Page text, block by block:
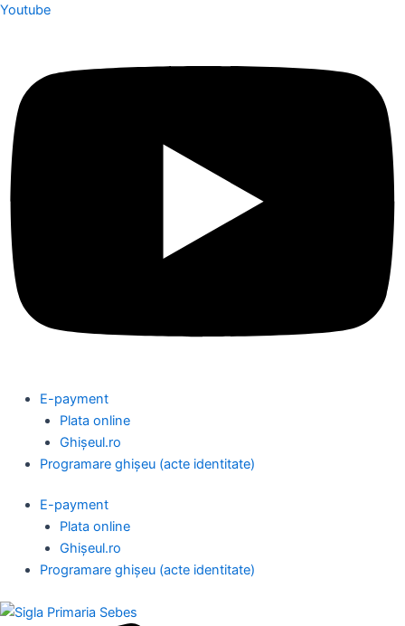
Youtube
E-payment
Plata online
Ghișeul.ro
Programare ghișeu (acte identitate)
E-payment
Plata online
Ghișeul.ro
Programare ghișeu (acte identitate)